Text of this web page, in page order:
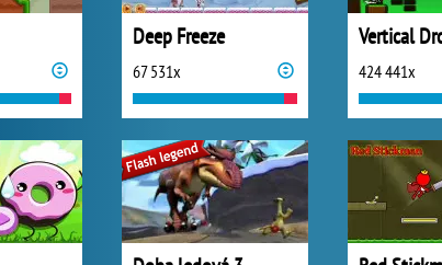
Deep Freeze
67 531x
Vertical
424 441x